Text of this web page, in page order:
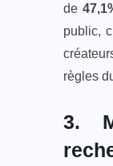
de
public,
règles
3.